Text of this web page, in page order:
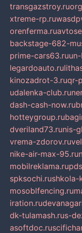
transgazstroy.ru
xtreme-rp.ru
orenferma.ru
backstage-682-
prime-cars63.ru
legardoauto.ru
kinozadrot-3.ruqr-
udalenka-club.ru
dash-cash-now.ru
hotteygroup.ru
dveriland73.runis-
vrema-zdorov.ru
nike-air-max-95.ru
mobilreklama.ru
spksochi.rushkola-
mosoblfencing.ru
iration.ru
dk-tulamash.rus-
asoftdoc.ru